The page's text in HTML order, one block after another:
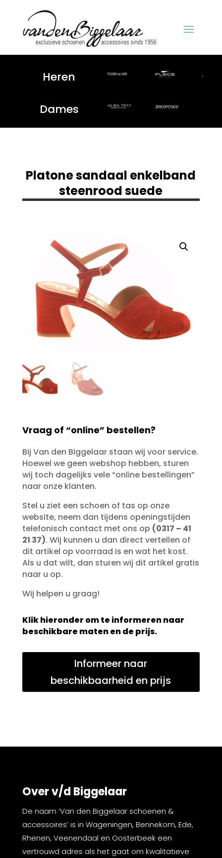
Heren
Dames
Platone sandaal enkelband
steenrood suede
Vraag of “online” bestellen?
Bij Van den Biggelaar staan wij voor service.
Hoewel we geen webshop hebben, sturen
wij toch dagelijks vele “online bestellingen”
naar onze klanten.
Stel u ziet een schoen of tas op onze
website, neem dan tijdens openingstijden
telefonisch contact met ons op (0317 – 41
21 37). Wij kunnen u dan direct vertellen of
dit artikel op voorraad is en wat het kost.
Als u dat wilt, dan sturen wij dit artikel gratis
naar u op.
Wij helpen u graag!
Klik hieronder om te informeren naar
beschikbare maten en de prijs.
Informeer naar
beschikbaarheid en prijs
Over v/d Biggelaar
De naam ‘Van den Biggelaar schoenen &
accessoires’ is in Wageningen, Bennekom, Ede,
Rhenen, Veenendaal en Oosterbeek een
vertrouwd adres als het gaat om kwalitatieve